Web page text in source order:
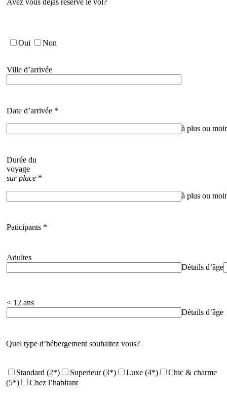
Oui Non
Ville d’arrivée
Date d’arrivée *
à plus ou
Durée du
voyage
sur place *
à plus ou
Paticipants *
Adultes
Détails d’âge
< 12 ans
Détails
Quel type d’hébergement souhaitez vous?
Standard (2*) Superieur (3*) Luxe (4*)
Chic & charme
(5*)
Chez l’habitant